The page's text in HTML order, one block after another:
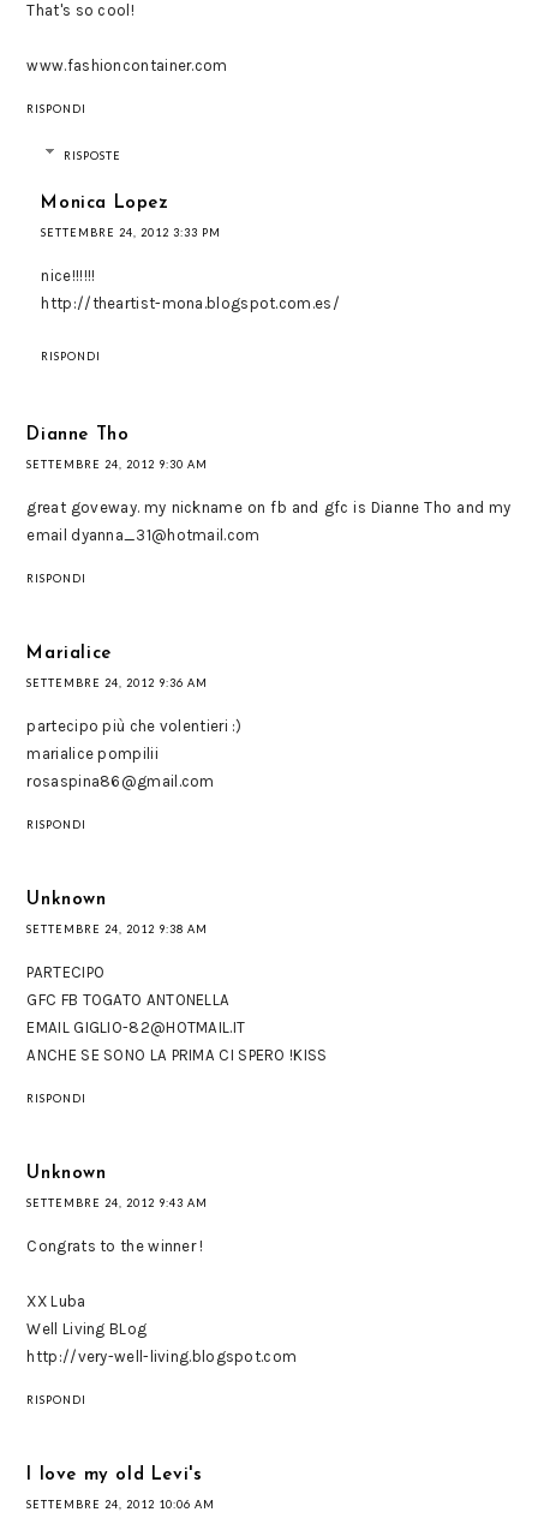
That's so cool!
www.fashioncontainer.com
RISPONDI
RISPOSTE
Monica Lopez
SETTEMBRE 24, 2012 3:33 PM
nice!!!!!!
http://theartist-mona.blogspot.com.es/
RISPONDI
Dianne Tho
SETTEMBRE 24, 2012 9:30 AM
great goveway. my nickname on fb and gfc is Dianne Tho and my
email dyanna_31@hotmail.com
RISPONDI
Marialice
SETTEMBRE 24, 2012 9:36 AM
partecipo più che volentieri :)
marialice pompilii
rosaspina86@gmail.com
RISPONDI
Unknown
SETTEMBRE 24, 2012 9:38 AM
PARTECIPO
GFC FB TOGATO ANTONELLA
EMAIL GIGLIO-82@HOTMAIL.IT
ANCHE SE SONO LA PRIMA CI SPERO !KISS
RISPONDI
Unknown
SETTEMBRE 24, 2012 9:43 AM
Congrats to the winner !
XX Luba
Well Living BLog
http://very-well-living.blogspot.com
RISPONDI
I love my old Levi's
SETTEMBRE 24, 2012 10:06 AM